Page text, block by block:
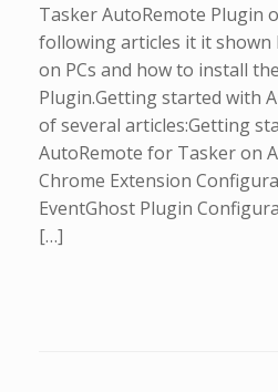
Tasker AutoRemote Plugin
following articles it it shown
on PCs and how to install
Plugin.Getting started with
of several articles:Getting
AutoRemote for Tasker on
Chrome Extension
EventGhost Plugin
[…]